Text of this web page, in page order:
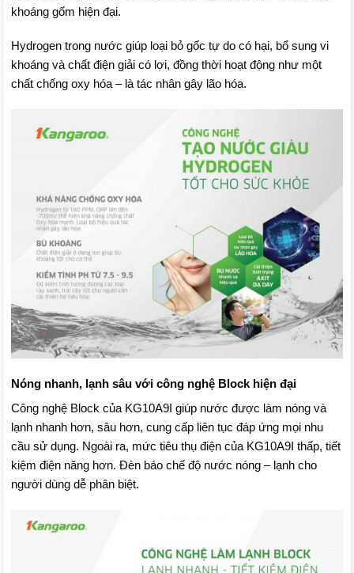
khoáng gốm hiện đại.
Hydrogen trong nước giúp loại bỏ gốc tự do có hại, bổ sung vi
khoáng và chất điện giải có lợi, đồng thời hoạt động như một
chất chống oxy hóa – là tác nhân gây lão hóa.
Nóng nhanh, lạnh sâu với công nghệ Block hiện đại
Công nghệ Block của KG10A9I giúp nước được làm nóng và
lạnh nhanh hơn, sâu hơn, cung cấp liên tục đáp ứng mọi nhu
cầu sử dụng. Ngoài ra, mức tiêu thụ điện của KG10A9I thấp, tiết
kiệm điện năng hơn. Đèn báo chế độ nước nóng – lạnh cho
người dùng dễ phân biệt.